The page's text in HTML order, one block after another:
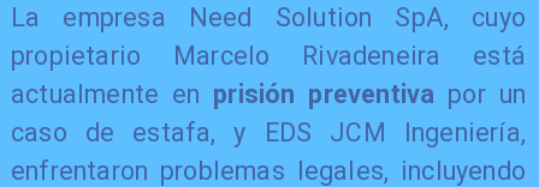
La empresa Need Solution SpA, cuyo
propietario Marcelo Rivadeneira está
actualmente en prisión preventiva por un
caso de estafa, y EDS JCM Ingeniería,
enfrentaron problemas legales, incluyendo